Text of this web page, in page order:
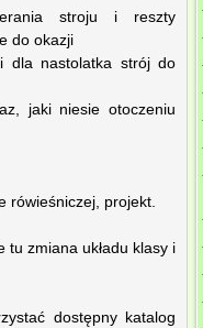
stroju i reszty
do okazji
dla nastolatka strój do
jaki niesie otoczeniu
rówieśniczej, projekt.
tu zmiana układu klasy i
dostępny katalog